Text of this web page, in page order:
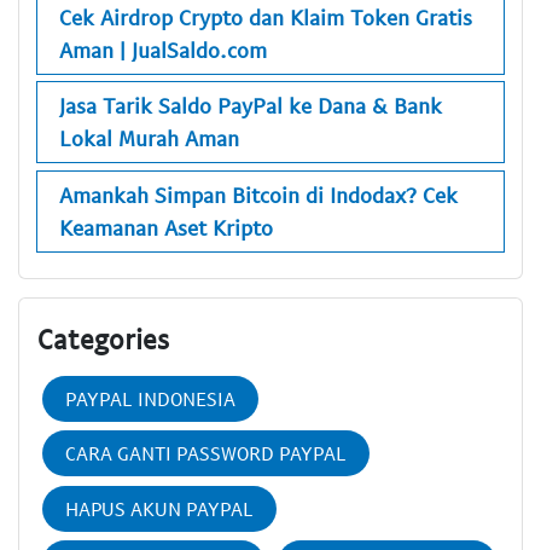
Cek Airdrop Crypto dan Klaim Token Gratis
Aman | JualSaldo.com
Jasa Tarik Saldo PayPal ke Dana & Bank
Lokal Murah Aman
Amankah Simpan Bitcoin di Indodax? Cek
Keamanan Aset Kripto
Categories
PAYPAL INDONESIA
CARA GANTI PASSWORD PAYPAL
HAPUS AKUN PAYPAL